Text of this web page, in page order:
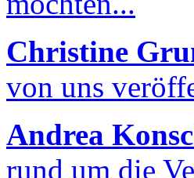
Christine
von uns
Andrea
rund um die